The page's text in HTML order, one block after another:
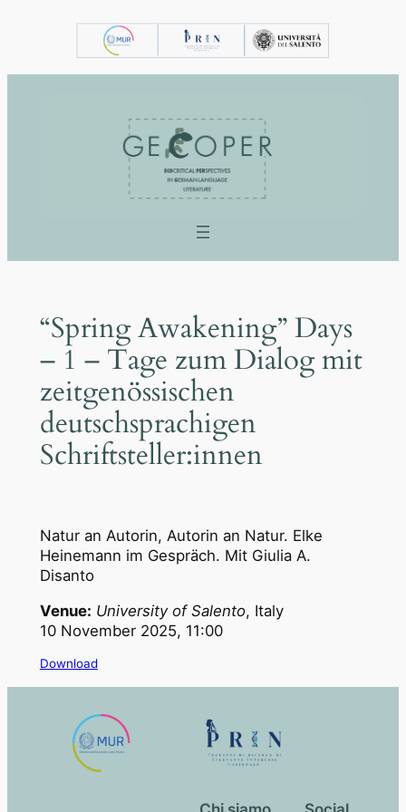
contenuto
“Spring Awakening” Days
– 1 – Tage zum Dialog mit
zeitgenössischen
deutschsprachigen
Schriftsteller:innen
Natur an Autorin, Autorin an Natur. Elke
Heinemann im Gespräch. Mit Giulia A.
Disanto
Venue: University of Salento, Italy
10 November 2025, 11:00
Download